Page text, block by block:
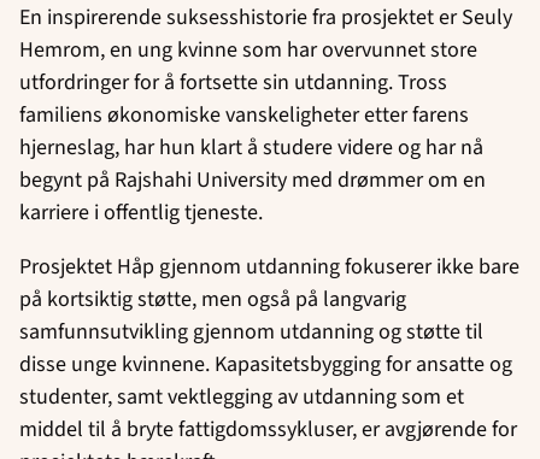
En inspirerende suksesshistorie fra prosjektet er Seuly
Hemrom, en ung kvinne som har overvunnet store
utfordringer for å fortsette sin utdanning. Tross
familiens økonomiske vanskeligheter etter farens
hjerneslag, har hun klart å studere videre og har nå
begynt på Rajshahi University med drømmer om en
karriere i offentlig tjeneste.
Prosjektet Håp gjennom utdanning fokuserer ikke bare
på kortsiktig støtte, men også på langvarig
samfunnsutvikling gjennom utdanning og støtte til
disse unge kvinnene. Kapasitetsbygging for ansatte og
studenter, samt vektlegging av utdanning som et
middel til å bryte fattigdomssykluser, er avgjørende for